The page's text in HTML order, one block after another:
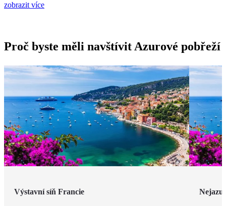
zobrazit více
Proč byste měli navštívit Azurové pobřeží
Výstavní síň Francie